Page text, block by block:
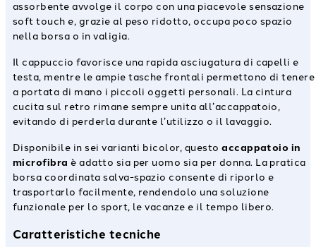
assorbente avvolge il corpo con una piacevole sensazione
soft touch e, grazie al peso ridotto, occupa poco spazio
nella borsa o in valigia.
Il cappuccio favorisce una rapida asciugatura di capelli e
testa, mentre le ampie tasche frontali permettono di tenere
a portata di mano i piccoli oggetti personali. La cintura
cucita sul retro rimane sempre unita all’accappatoio,
evitando di perderla durante l’utilizzo o il lavaggio.
Disponibile in sei varianti bicolor, questoaccappatoio in
microfibra è adatto sia per uomo sia per donna. La pratica
borsa coordinata salva-spazio consente di riporlo e
trasportarlo facilmente, rendendolo una soluzione
funzionale per lo sport, le vacanze e il tempo libero.
Caratteristiche tecniche